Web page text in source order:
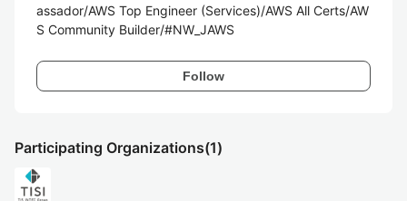
assador/AWS Top Engineer (Services)/AWS All Certs/AW
S Community Builder/#NW_JAWS
Follow
Participating Organizations(1)